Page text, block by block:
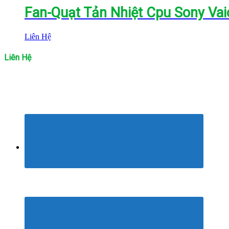
Fan-Quạt Tản Nhiệt Cpu Sony
Liên Hệ
Liên Hệ